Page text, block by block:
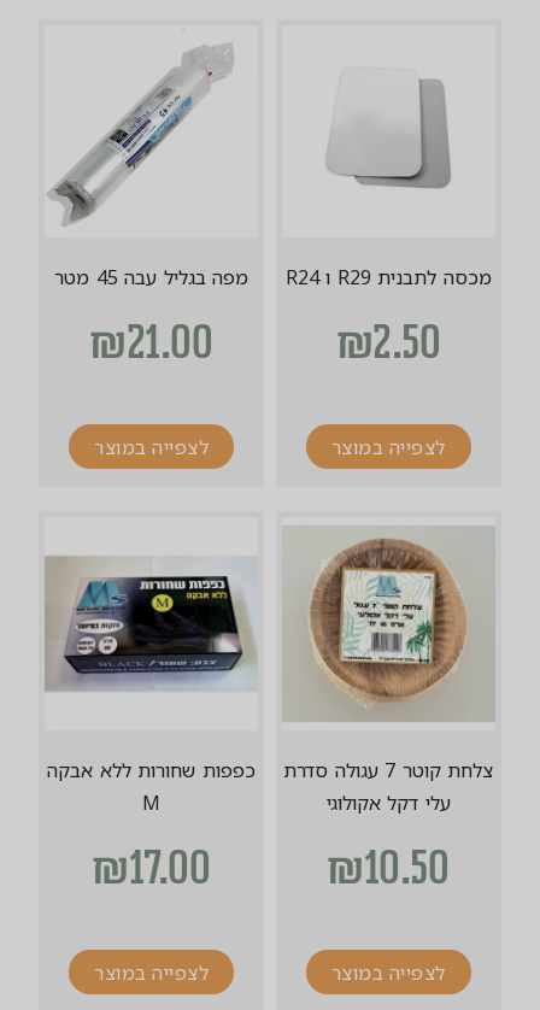
מכסה לתבנית R29 ו R24
₪2.50
לצפייה במוצר
מפה בגליל עבה 45 מטר
₪21.00
לצפייה במוצר
צלחת קוטר 7 עגולה סדרת
עלי דקל אקולוגי
₪10.50
לצפייה במוצר
כפפות שחורות ללא אבקה
M
₪17.00
לצפייה במוצר